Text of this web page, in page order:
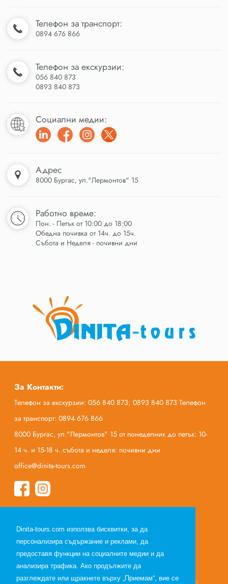
Dinita-tours.com използва бисквитки, за да
персонализира съдържание и реклами, да
предоставя функции на социалните медии и да
анализира трафика. Ако продължите да
разглеждате или щракнете върху „Приемам“, вие се
Телефон за транспорт:
0894 676 866
Телефон за екскурзии:
056 840 873
0893 840 873
Социални медии:
Адрес
8000 Бургас, ул."Лермонтов" 15
Работно време:
Пон. - Петък от 10:00 до 18:00
Обедна почивка от 14ч. до 15ч.
Събота и Неделя - почивни дни
За Контакти:
Телефон за екскурзии: 056 840 873; 0893 840 873 Телефон
за транспорт: 0894 676 866
8000 Бургас, ул."Лермонтов" 15 от понеделник до петък: 10-
14 ч. и 15-18 ч. събота и неделя: почивни дни
office@dinita-tours.com
Полезна информация
Общи условия по договор за екскурзия
Общи условия по договор за почивка